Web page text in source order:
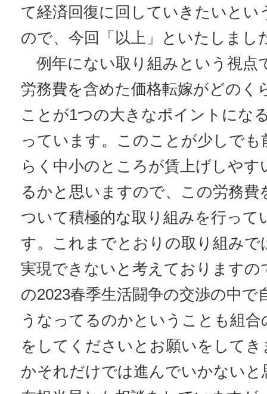
て経済回復に回していきたいとい
ので、今回「以上」といたしまし
例年にない取り組みという視点
労務費を含めた価格転嫁がどのく
ことが1つの大きなポイントにな
っています。このことが少しでも
らく中小のところが賃上げしやす
るかと思いますので、この労務費
ついて積極的な取り組みを行って
す。これまでとおりの取り組み
実現できないと考えておりますの
の2023春季生活闘争の交渉の中で
うなってるのかということも組
をしてくださいとお願いをして
かそれだけでは進んでいかないと